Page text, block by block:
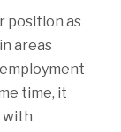
position as
areas
time, it
with